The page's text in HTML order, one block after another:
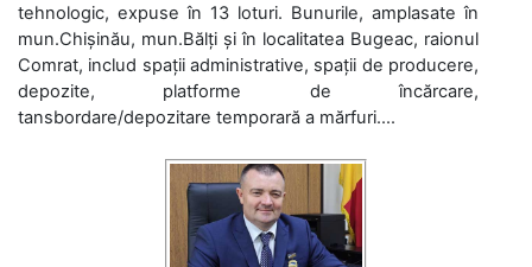
tehnologic, expuse în 13 loturi. Bunurile, amplasate în
mun.Chișinău, mun.Bălți și în localitatea Bugeac, raionul
Comrat, includ spații administrative, spații de producere,
depozite, platforme de încărcare,
tansbordare/depozitare temporară a mărfuri....